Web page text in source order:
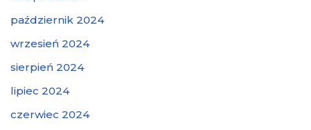
październik 2024
wrzesień 2024
sierpień 2024
lipiec 2024
czerwiec 2024